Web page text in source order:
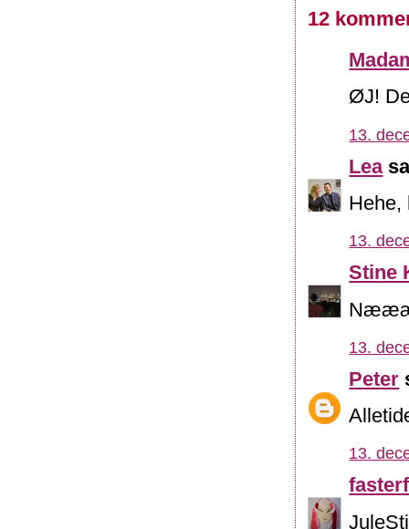
12
ØJ!
13.
Lea
Hehe,
13.
Stine
13.
Peter
13.